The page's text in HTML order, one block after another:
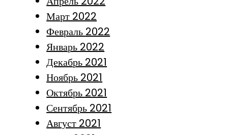
Март 2022
Февраль 2022
Январь 2022
Декабрь 2021
Ноябрь 2021
Октябрь 2021
Сентябрь 2021
Август 2021